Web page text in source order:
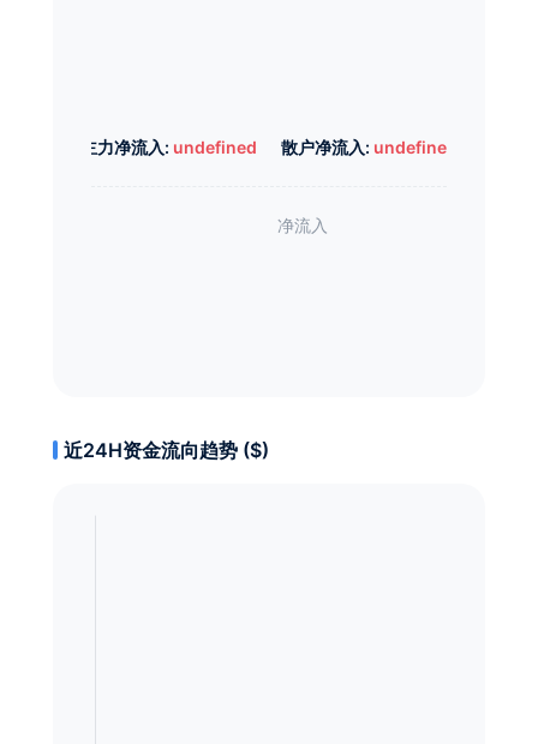
主力净流入: undefined 散户净流入: undefined
近24H资金流向趋势 ($)